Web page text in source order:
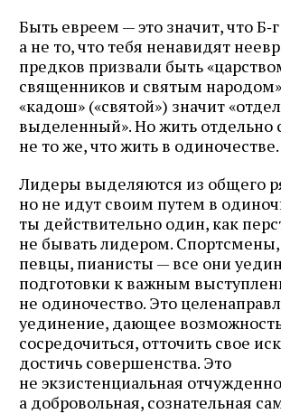
Быть евреем — это значит, что
а не то, что тебя ненавидят
предков призвали быть
священников и святым
«кадош» («святой») значит
выделенный». Но жить отдельно
не то же, что жить в одиночестве.
Лидеры выделяются из общего
но не идут своим путем в
ты действительно один, как
не бывать лидером.
певцы, пианисты — все они
подготовки к важным
не одиночество. Это
уединение, дающее
сосредочиться, отточить свое
достичь совершенства. Это
не экзистенциальная
а добровольная, сознательная